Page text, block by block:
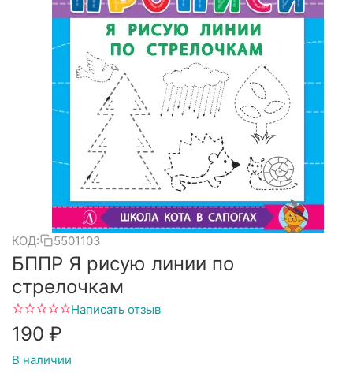
КОД: 5501103
БППР Я рисую линии по
стрелочкам
Написать отзыв
‍190‍ ₽
В наличии